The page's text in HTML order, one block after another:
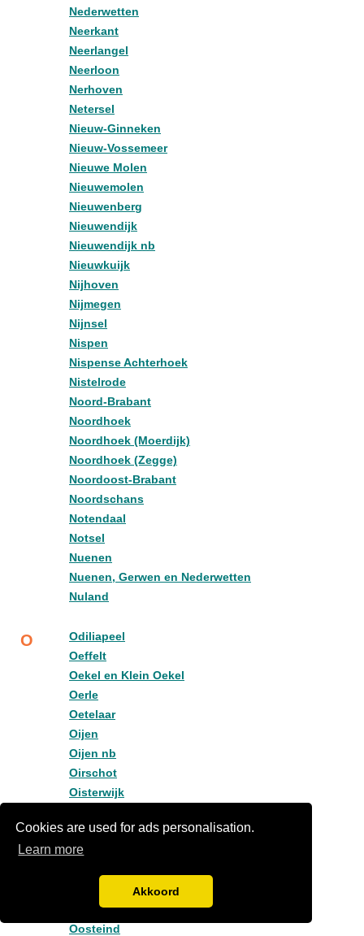
Cookies are used for ads personalisation.
Learn more
Akkoord
Nederwetten
Neerkant
Neerlangel
Neerloon
Nerhoven
Netersel
Nieuw-Ginneken
Nieuw-Vossemeer
Nieuwe Molen
Nieuwemolen
Nieuwenberg
Nieuwendijk
Nieuwendijk nb
Nieuwkuijk
Nijhoven
Nijmegen
Nijnsel
Nispen
Nispense Achterhoek
Nistelrode
Noord-Brabant
Noordhoek
Noordhoek (Moerdijk)
Noordhoek (Zegge)
Noordoost-Brabant
Noordschans
Notendaal
Notsel
Nuenen
Nuenen, Gerwen en Nederwetten
Nuland
O
Odiliapeel
Oeffelt
Oekel en Klein Oekel
Oerle
Oetelaar
Oijen
Oijen nb
Oirschot
Oisterwijk
Ommel
Oost West en Middelbeers
Oost- West- en Middelbeers
Oost-, West- en Middelbeers
Oosteind